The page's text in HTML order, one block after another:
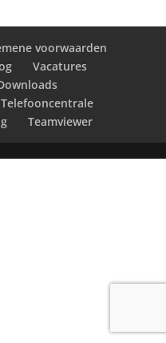
voorwaarden
Vacatures
Teamviewer